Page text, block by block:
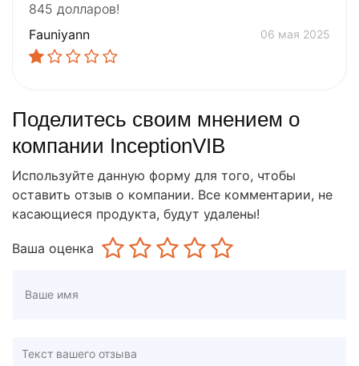
845 долларов!
Fauniyann
06 мая 2025
Поделитесь своим мнением о
компании InceptionVIB
Используйте данную форму для того, чтобы
оставить отзыв о компании. Все комментарии, не
касающиеся продукта, будут удалены!
Ваша оценка